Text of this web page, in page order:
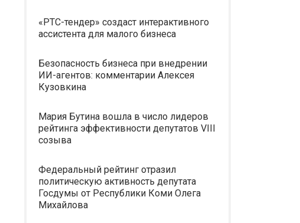
«РТС-тендер» создаст интерактивного
ассистента для малого бизнеса
Безопасность бизнеса при внедрении
ИИ-агентов: комментарии Алексея
Кузовкина
Мария Бутина вошла в число лидеров
рейтинга эффективности депутатов VIII
созыва
Федеральный рейтинг отразил
политическую активность депутата
Госдумы от Республики Коми Олега
Михайлова